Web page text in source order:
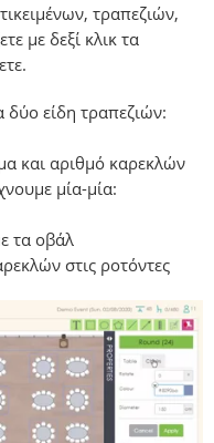
τραπεζιών,
με δεξί κλικ τα
είδη τραπεζιών:
και αριθμό καρεκλών
μία-μία:
τα οβάλ
στις ροτόντες